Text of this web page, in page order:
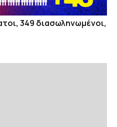
349 διασωληνωμένοι,